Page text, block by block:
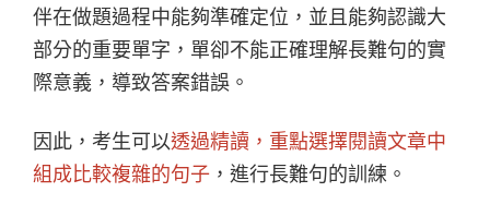
伴在做題過程中能夠準確定位，並且能夠認識大
部分的重要單字，單卻不能正確理解長難句的實
際意義，導致答案錯誤。
因此，考生可以透過精讀，重點選擇閱讀文章中
組成比較複雜的句子 ，進行長難句的訓練。